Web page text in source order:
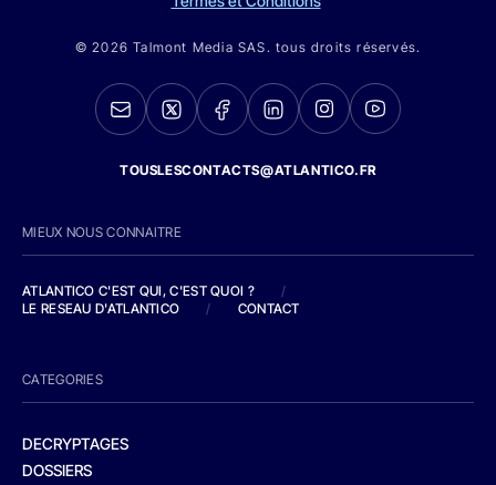
© 2026 Talmont Media SAS. tous droits réservés.
TOUSLESCONTACTS@ATLANTICO.FR
MIEUX NOUS CONNAITRE
ATLANTICO C'EST QUI, C'EST QUOI ?
/
LE RESEAU D'ATLANTICO
/ CONTACT
CATEGORIES
DECRYPTAGES
DOSSIERS